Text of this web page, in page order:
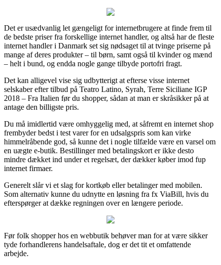
Det er usædvanlig let gængeligt for internetbrugere at finde frem til
de bedste priser fra forskellige internet handler, og altså har de fleste
internet handler i Danmark set sig nødsaget til at tvinge priserne på
mange af deres produkter – til børn, samt også til kvinder og mænd
– helt i bund, og endda nogle gange tilbyde portofri fragt.
Det kan alligevel vise sig udbytterigt at efterse visse internet
selskaber efter tilbud på Teatro Latino, Syrah, Terre Siciliane IGP
2018 – Fra Italien før du shopper, sådan at man er skråsikker på at
antage den billigste pris.
Du må imidlertid være omhyggelig med, at såfremt en internet shop
frembyder bedst i test varer for en udsalgspris som kan virke
himmelråbende god, så kunne det i nogle tilfælde være en varsel om
en uægte e-butik. Bestillinger med betalingskort er ikke desto
mindre dækket ind under et regelsæt, der dækker køber imod fup
internet firmaer.
Generelt slår vi et slag for kortkøb eller betalinger med mobilen.
Som alternativ kunne du udnytte en løsning fra fx ViaBill, hvis du
efterspørger at dække regningen over en længere periode.
Før folk shopper hos en webbutik behøver man for at være sikker
tyde forhandlerens handelsaftale, dog er det tit et omfattende
arbejde.